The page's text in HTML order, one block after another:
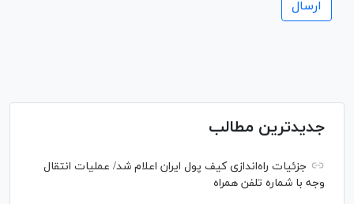
جدیدترین مطالب
جزئیات راه‌اندازی کیف پول ایران اعلام شد/ عملیات انتقال
وجه با شماره تلفن همراه